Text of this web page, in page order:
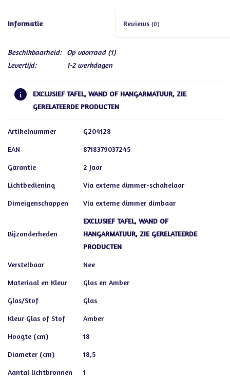
Informatie Reviews (0)
Beschikbaarheid: Op voorraad(1)
Levertijd:
1-2 werkdagen
EXCLUSIEF TAFEL, WAND OF HANGARMATUUR, ZIE
GERELATEERDE PRODUCTEN
Artikelnummer G204128
EAN 8718379037245
Garantie 2 Jaar
Lichtbediening Via externe dimmer-schakelaar
Dimeigenschappen Via externe dimmer dimbaar
Bijzonderheden
EXCLUSIEF TAFEL, WAND OF
HANGARMATUUR, ZIE GERELATEERDE
PRODUCTEN
Verstelbaar Nee
Materiaal en Kleur Glas en Amber
Glas/Stof Glas
Kleur Glas of Stof Amber
Hoogte (cm) 18
Diameter (cm) 18,5
Aantal lichtbronnen 1